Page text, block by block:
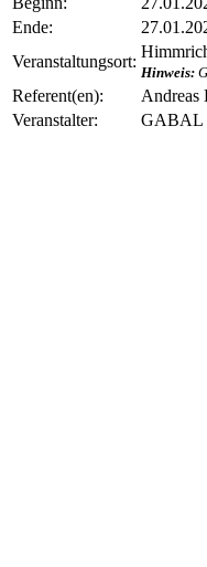
Ende:
Veranstaltungsort:
Hinweis:
Referent(en):
Andreas
Veranstalter:
GABAL